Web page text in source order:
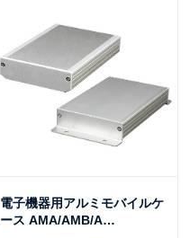
電子機器用アルミモバイルケ
ース AMA/AMB/A…